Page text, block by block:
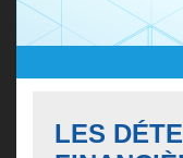
LES